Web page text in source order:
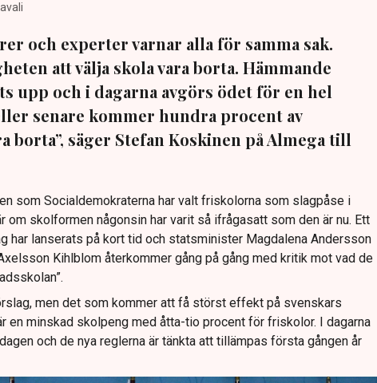
och experter varnar alla för samma sak.
att välja skola vara borta. Hämmande
upp och i dagarna avgörs ödet för en hel
senare kommer hundra procent av
borta”, säger Stefan Koskinen på Almega till
som Socialdemokraterna har valt friskolorna som slagpåse i
om skolformen någonsin har varit så ifrågasatt som den är nu. Ett
har lanserats på kort tid och statsminister Magdalena Andersson
Kihlblom återkommer gång på gång med kritik mot vad de
men det som kommer att få störst effekt på svenskars
en minskad skolpeng med åtta-tio procent för friskolor. I dagarna
och de nya reglerna är tänkta att tillämpas första gången år